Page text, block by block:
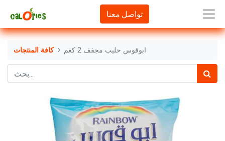
تواصل معنا
كافة المنتجات ابوقوس حليب مجفف 2 كغم